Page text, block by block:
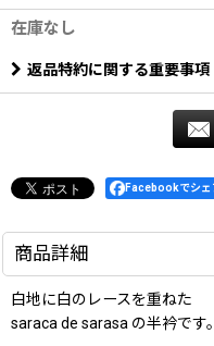
在庫なし
返品特約に関する重要事項
Facebookでシェ
商品詳細
白地に白のレースを重ねた
saraca de sarasa の半衿です。